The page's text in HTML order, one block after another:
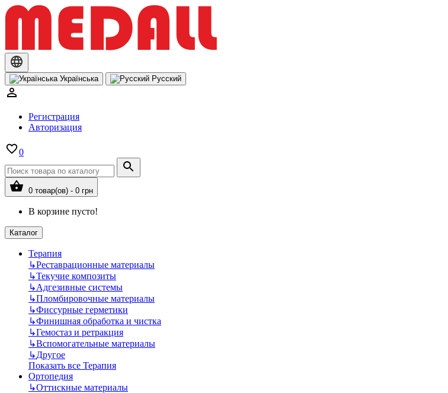
Українська Русский
Регистрация
Авторизация
0
0 товар(ов) - 0 грн
В корзине пусто!
Каталог
Терапия
↳Реставрационные материалы
↳Текучие композиты
↳Адгезивные системы
↳Пломбировочные материалы
↳Фиссурные герметики
↳Финишная обработка и чистка
↳Гемостаз и ретракция
↳Вспомогательные материалы
↳Другое
Показать все Терапия
Ортопедия
↳Оттискные материалы